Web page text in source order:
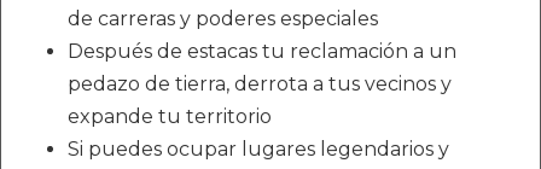
de carreras y poderes especiales
Después de estacas tu reclamación a un
pedazo de tierra, derrota a tus vecinos y
expande tu territorio
Si puedes ocupar lugares legendarios y